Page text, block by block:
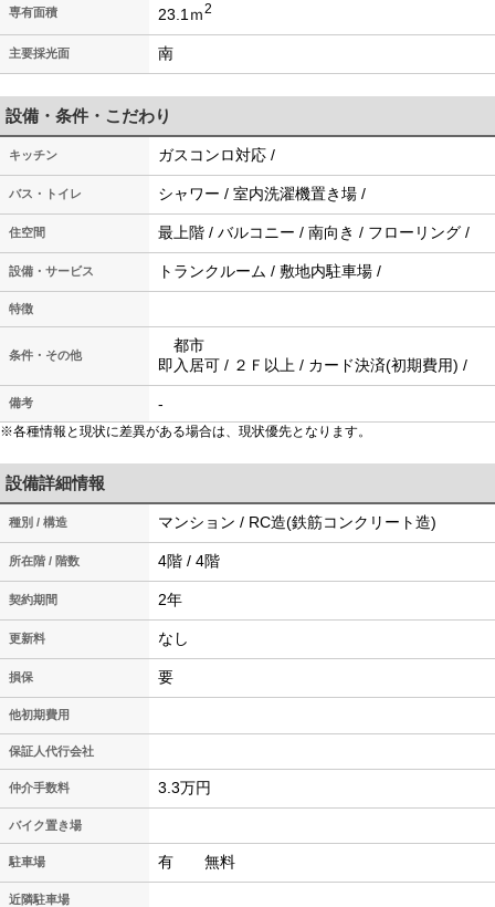
専有面積 23.1ｍ2
主要採光面 南
設備・条件・こだわり
キッチン ガスコンロ対応 /
バス・トイレ シャワー / 室内洗濯機置き場 /
住空間 最上階 / バルコニー / 南向き / フローリング /
設備・サービス トランクルーム / 敷地内駐車場 /
特徴
条件・その他
都市
即入居可 / ２Ｆ以上 / カード決済(初期費用) /
備考 -
※各種情報と現状に差異がある場合は、現状優先となります。
設備詳細情報
種別 / 構造 マンション / RC造(鉄筋コンクリート造)
所在階 / 階数 4階 / 4階
契約期間 2年
更新料 なし
損保 要
他初期費用
保証人代行会社
仲介手数料 3.3万円
バイク置き場
駐車場 有 無料
近隣駐車場